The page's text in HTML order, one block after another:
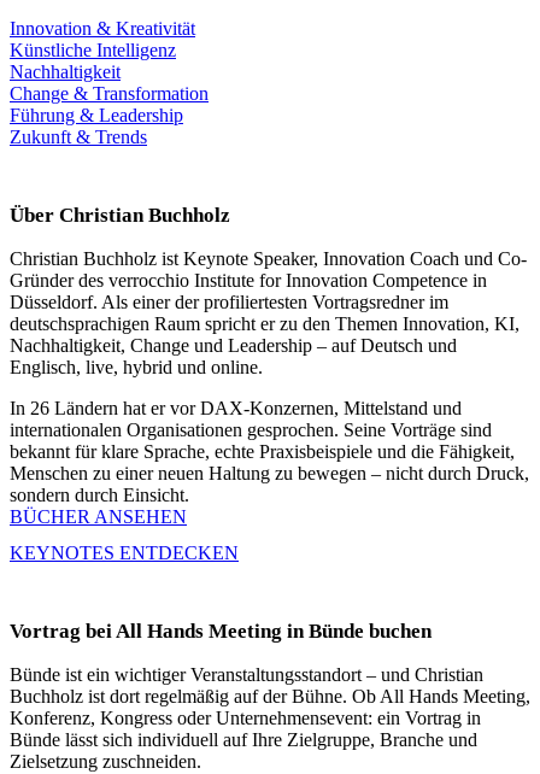
Innovation & Kreativität
Künstliche Intelligenz
Nachhaltigkeit
Change & Transformation
Führung & Leadership
Zukunft & Trends
Über Christian Buchholz
Christian Buchholz ist Keynote Speaker, Innovation Coach und Co-
Gründer des verrocchio Institute for Innovation Competence in
Düsseldorf. Als einer der profiliertesten Vortragsredner im
deutschsprachigen Raum spricht er zu den Themen Innovation, KI,
Nachhaltigkeit, Change und Leadership – auf Deutsch und
Englisch, live, hybrid und online.
In 26 Ländern hat er vor DAX-Konzernen, Mittelstand und
internationalen Organisationen gesprochen. Seine Vorträge sind
bekannt für klare Sprache, echte Praxisbeispiele und die Fähigkeit,
Menschen zu einer neuen Haltung zu bewegen – nicht durch Druck,
sondern durch Einsicht.
BÜCHER ANSEHEN
KEYNOTES ENTDECKEN
Vortrag bei All Hands Meeting in Bünde buchen
Bünde ist ein wichtiger Veranstaltungsstandort – und Christian
Buchholz ist dort regelmäßig auf der Bühne. Ob All Hands Meeting,
Konferenz, Kongress oder Unternehmensevent: ein Vortrag in
Bünde lässt sich individuell auf Ihre Zielgruppe, Branche und
Zielsetzung zuschneiden.